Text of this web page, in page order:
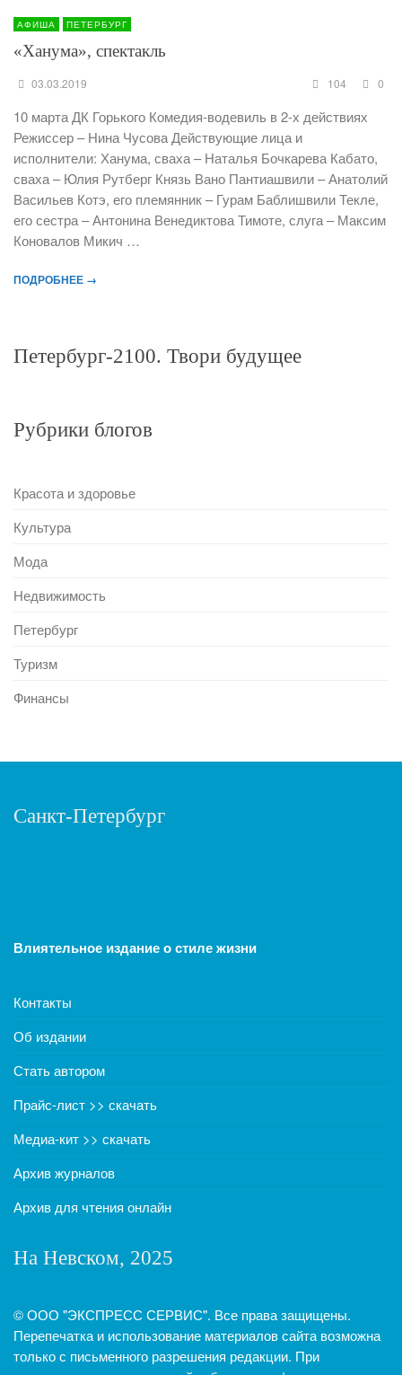
АФИША ПЕТЕРБУРГ
«Ханума», спектакль
03.03.2019 104 0
10 марта ДК Горького Комедия-водевиль в 2-х действиях
Режиссер – Нина Чусова Действующие лица и
исполнители: Ханума, сваха – Наталья Бочкарева Кабато,
сваха – Юлия Рутберг Князь Вано Пантиашвили – Анатолий
Васильев Котэ, его племянник – Гурам Баблишвили Текле,
его сестра – Антонина Венедиктова Тимоте, слуга – Максим
Коновалов Микич …
ПОДРОБНЕЕ →
Петербург-2100. Твори будущее
Рубрики блогов
Красота и здоровье
Культура
Мода
Недвижимость
Петербург
Туризм
Финансы
Санкт-Петербург
Влиятельное издание о стиле жизни
Контакты
Об издании
Стать автором
Прайс-лист >> скачать
Медиа-кит >> скачать
Архив журналов
Архив для чтения онлайн
На Невском, 2025
© ООО "ЭКСПРЕСС СЕРВИС". Все права защищены.
Перепечатка и использование материалов сайта возможна
только с письменного разрешения редакции. При